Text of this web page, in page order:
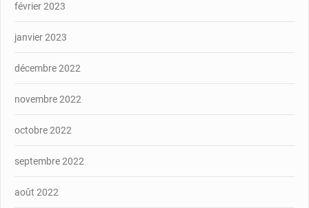
février 2023
janvier 2023
décembre 2022
novembre 2022
octobre 2022
septembre 2022
août 2022